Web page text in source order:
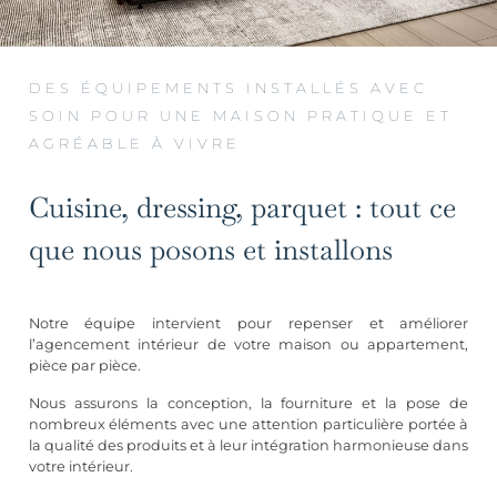
DES ÉQUIPEMENTS INSTALLÉS AVEC
SOIN POUR UNE MAISON PRATIQUE ET
AGRÉABLE À VIVRE
Cuisine, dressing, parquet : tout ce
que nous posons et installons
Notre équipe intervient pour repenser et améliorer
l’agencement intérieur de votre maison ou appartement,
pièce par pièce.
Nous assurons la conception, la fourniture et la pose de
nombreux éléments avec une attention particulière portée à
la qualité des produits et à leur intégration harmonieuse dans
votre intérieur.